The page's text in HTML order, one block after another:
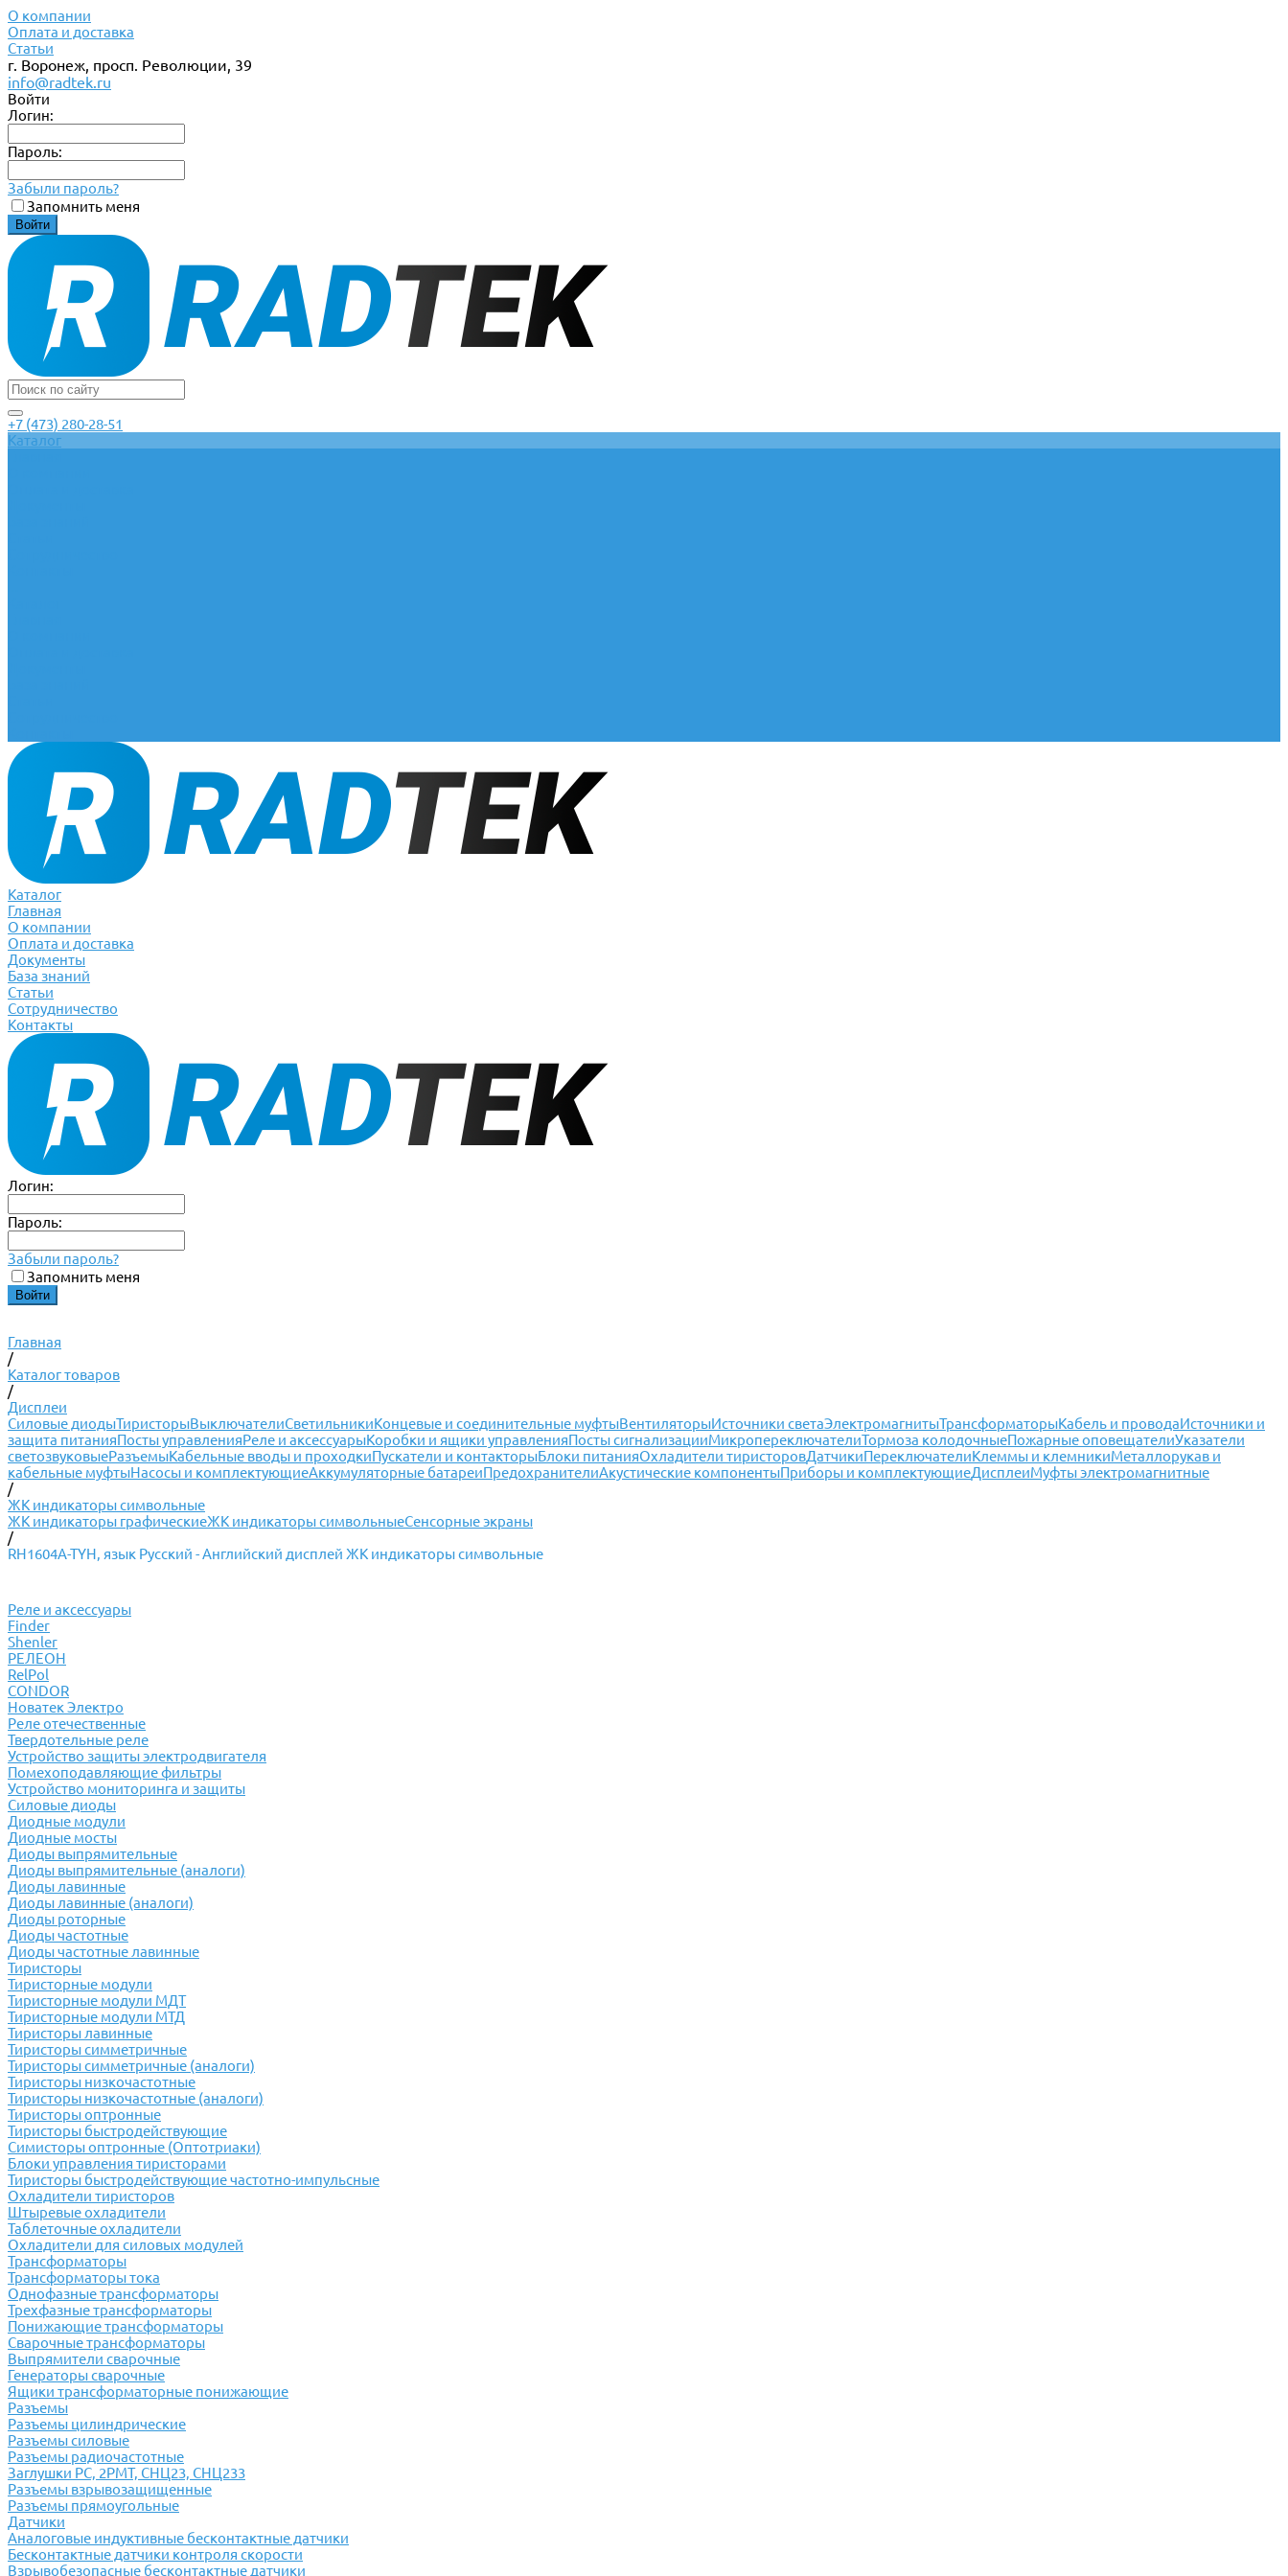
О компании
Оплата и доставка
Статьи
г. Воронеж, просп. Революции, 39
info@radtek.ru
Войти
Логин:
Пароль:
Забыли пароль?
Запомнить меня
+7 (473) 280-28-51
Каталог
Каталог
Главная
О компании
Оплата и доставка
Документы
База знаний
Статьи
Сотрудничество
Контакты
Логин:
Пароль:
Забыли пароль?
Запомнить меня
Главная
/
Каталог товаров
/
Дисплеи
Силовые диодыТиристорыВыключателиСветильникиКонцевые и соединительные муфтыВентиляторыИсточники светаЭлектромагнитыТрансформаторыКабель и проводаИсточники и
защита питанияПосты управленияРеле и аксессуарыКоробки и ящики управленияПосты сигнализацииМикропереключателиТормоза колодочныеПожарные оповещателиУказатели
светозвуковыеРазъемыКабельные вводы и проходкиПускатели и контакторыБлоки питанияОхладители тиристоровДатчикиПереключателиКлеммы и клемникиМеталлорукав и
кабельные муфтыНасосы и комплектующиеАккумуляторные батареиПредохранителиАкустические компонентыПриборы и комплектующиеДисплеиМуфты электромагнитные
/
ЖК индикаторы символьные
ЖК индикаторы графическиеЖК индикаторы символьныеСенсорные экраны
/
RH1604A-TYH, язык Русский - Английский дисплей ЖК индикаторы символьные
Реле и аксессуары
Finder
Shenler
РЕЛЕОН
RelPol
CONDOR
Новатек Электро
Реле отечественные
Твердотельные реле
Устройство защиты электродвигателя
Помехоподавляющие фильтры
Устройство мониторинга и защиты
Силовые диоды
Диодные модули
Диодные мосты
Диоды выпрямительные
Диоды выпрямительные (аналоги)
Диоды лавинные
Диоды лавинные (аналоги)
Диоды роторные
Диоды частотные
Диоды частотные лавинные
Тиристоры
Тиристорные модули
Тиристорные модули МДТ
Тиристорные модули МТД
Тиристоры лавинные
Тиристоры симметричные
Тиристоры симметричные (аналоги)
Тиристоры низкочастотные
Тиристоры низкочастотные (аналоги)
Тиристоры оптронные
Тиристоры быстродействующие
Симисторы оптронные (Оптотриаки)
Блоки управления тиристорами
Тиристоры быстродействующие частотно-импульсные
Охладители тиристоров
Штыревые охладители
Таблеточные охладители
Охладители для силовых модулей
Трансформаторы
Трансформаторы тока
Однофазные трансформаторы
Трехфазные трансформаторы
Понижающие трансформаторы
Сварочные трансформаторы
Выпрямители сварочные
Генераторы сварочные
Ящики трансформаторные понижающие
Разъемы
Разъемы цилиндрические
Разъемы силовые
Разъемы радиочастотные
Заглушки РС, 2РМТ, СНЦ23, СНЦ233
Разъемы взрывозащищенные
Разъемы прямоугольные
Датчики
Аналоговые индуктивные бесконтактные датчики
Бесконтактные датчики контроля скорости
Взрывобезопасные бесконтактные датчики